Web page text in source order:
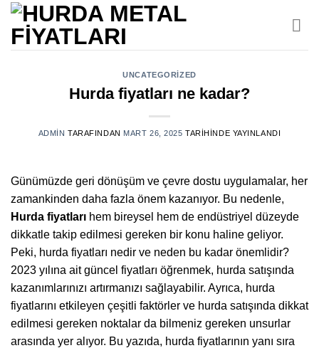
İçeriğe
atla
UNCATEGORIZED
Hurda fiyatları ne kadar?
ADMIN TARAFINDAN MART 26, 2025 TARIHINDE YAYINLANDI
Günümüzde geri dönüşüm ve çevre dostu uygulamalar, her
zamankinden daha fazla önem kazanıyor. Bu nedenle,
Hurda fiyatları hem bireysel hem de endüstriyel düzeyde
dikkatle takip edilmesi gereken bir konu haline geliyor.
Peki, hurda fiyatları nedir ve neden bu kadar önemlidir?
2023 yılına ait güncel fiyatları öğrenmek, hurda satışında
kazanımlarınızı artırmanızı sağlayabilir. Ayrıca, hurda
fiyatlarını etkileyen çeşitli faktörler ve hurda satışında dikkat
edilmesi gereken noktalar da bilmeniz gereken unsurlar
arasında yer alıyor. Bu yazıda, hurda fiyatlarının yanı sıra